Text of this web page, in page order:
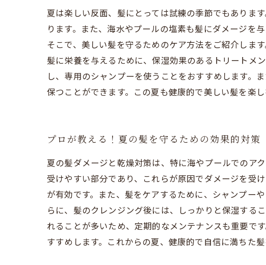
夏は楽しい反面、髪にとっては試練の季節でもありま
ります。また、海水やプールの塩素も髪にダメージを
そこで、美しい髪を守るためのケア方法をご紹介しま
髪に栄養を与えるために、保湿効果のあるトリートメ
し、専用のシャンプーを使うことをおすすめします。
保つことができます。この夏も健康的で美しい髪を楽
プロが教える！夏の髪を守るための効果的対策
夏の髪ダメージと乾燥対策は、特に海やプールでのア
受けやすい部分であり、これらが原因でダメージを受
が有効です。また、髪をケアするために、シャンプー
らに、髪のクレンジング後には、しっかりと保湿する
れることが多いため、定期的なメンテナンスも重要で
すすめします。これからの夏、健康的で自信に満ちた